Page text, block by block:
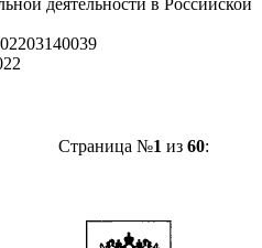
деятельности в Российской
Страница №1 из 60: